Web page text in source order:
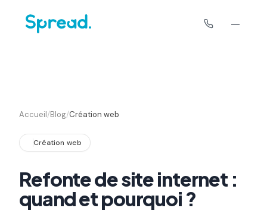
Accueil/Blog/Création web
Création web
Refonte de site internet :
quand et pourquoi ?